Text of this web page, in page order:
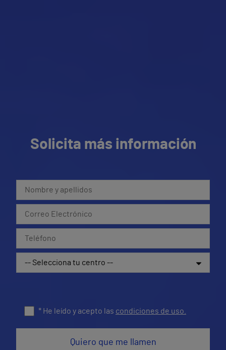
Solicita más información
* He leído y acepto las condiciones de uso.